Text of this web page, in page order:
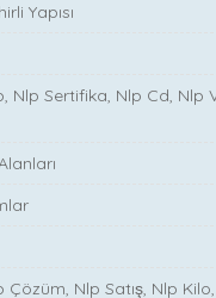
Yapısı
Nlp Sertifika, Nlp Cd, Nlp
Nlp Satış, Nlp